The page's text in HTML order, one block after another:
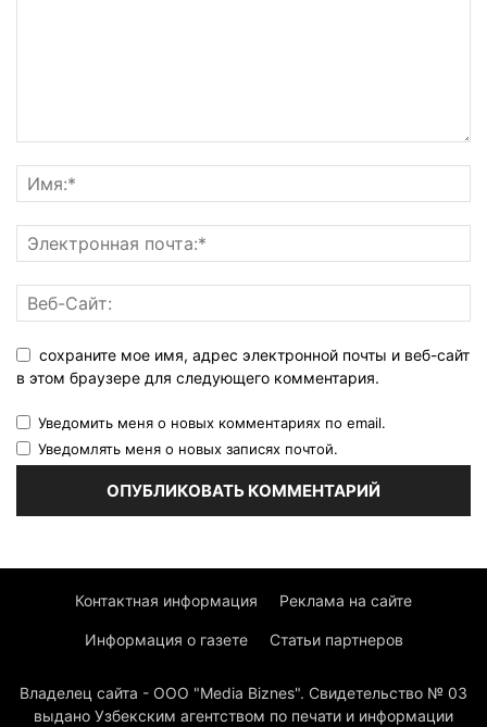
сохраните мое имя, адрес электронной почты и веб-сайт
в этом браузере для следующего комментария.
Уведомить меня о новых комментариях по email.
Уведомлять меня о новых записях почтой.
Контактная информация Реклама на сайте
Информация о газете Статьи партнеров
Владелец сайта - ООО "Media Biznes". Свидетельство № 03
выдано Узбекским агентством по печати и информации